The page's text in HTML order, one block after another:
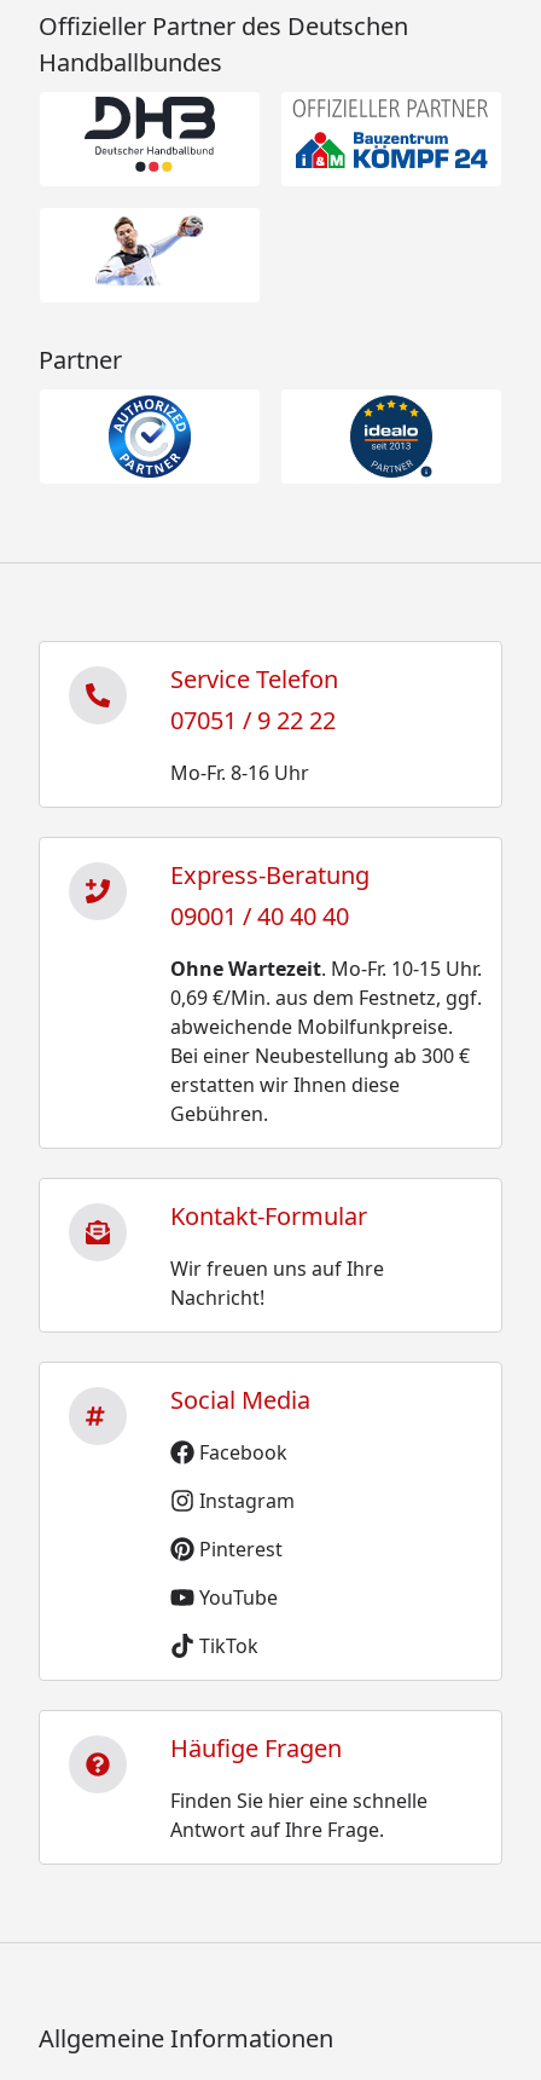
Offizieller Partner des Deutschen
Handballbundes
Partner
Service Telefon
07051 / 9 22 22
Mo-Fr. 8-16 Uhr
Express-Beratung
09001 / 40 40 40
Ohne Wartezeit. Mo-Fr. 10-15 Uhr.
0,69 €/Min. aus dem Festnetz, ggf.
abweichende Mobilfunkpreise.
Bei einer Neubestellung ab 300 €
erstatten wir Ihnen diese
Gebühren.
Kontakt-Formular
Wir freuen uns auf Ihre
Nachricht!
Social Media
Facebook
Instagram
Pinterest
YouTube
TikTok
Häufige Fragen
Finden Sie hier eine schnelle
Antwort auf Ihre Frage.
Allgemeine Informationen